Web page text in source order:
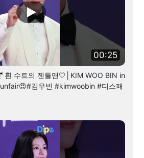
00:25
흰 수트의 젠틀맨🤍│KIM WOO BIN in
김우빈 #kimwoobin #디스패